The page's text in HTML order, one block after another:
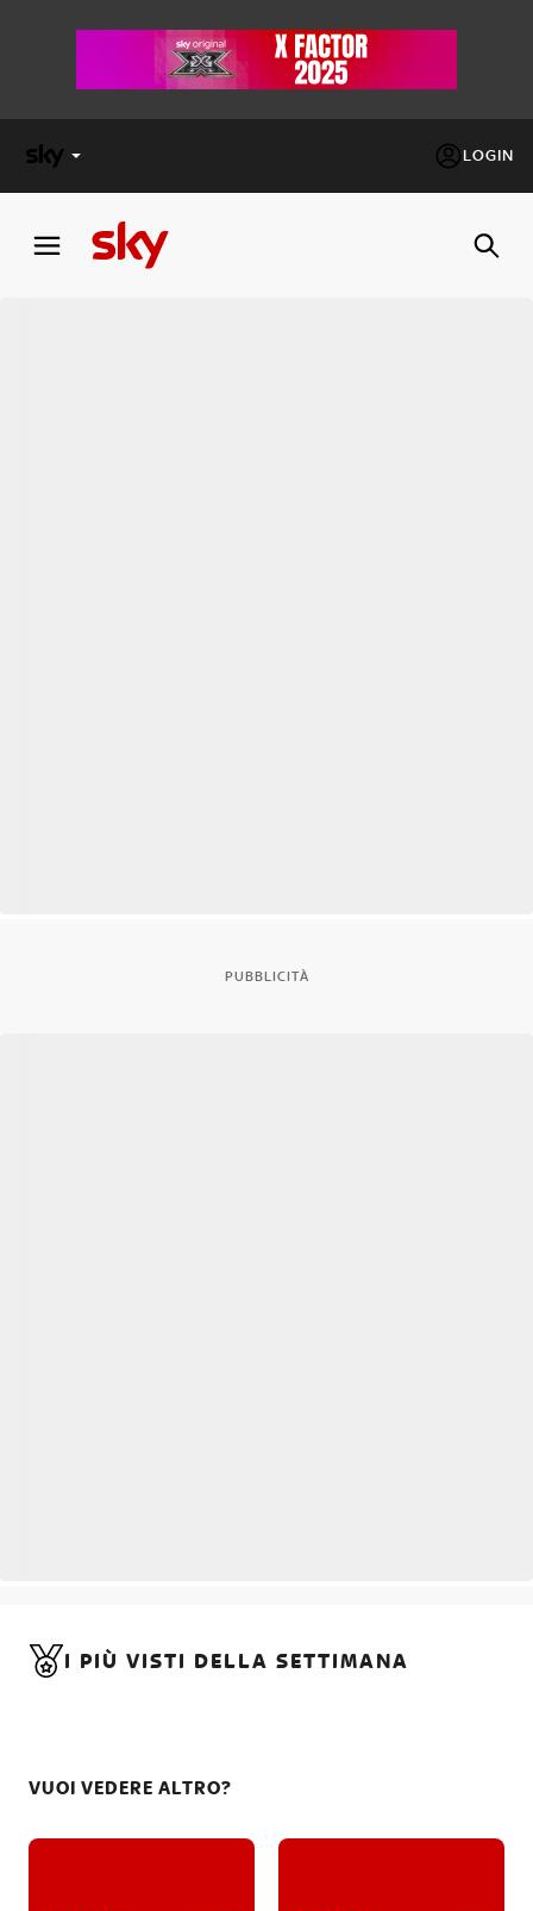
LOGIN
FACTOR
PUBBLICITÀ
I PIÙ VISTI DELLA SETTIMANA
VUOI VEDERE ALTRO?